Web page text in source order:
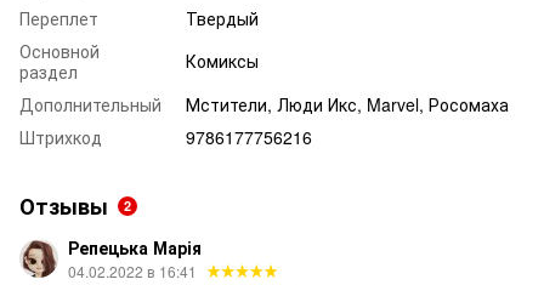
Переплет
Твердый
Основной
раздел
Комиксы
Дополнительный
Мстители, Люди Икс, Marvel, Росомаха
Штрихкод
9786177756216
Отзывы 2
Репецька Марія
04.02.2022 в 16:41